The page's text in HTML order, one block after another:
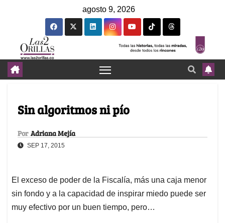
agosto 9, 2026
Sin algoritmos ni pío
Por Adriana Mejía
SEP 17, 2015
El exceso de poder de la Fiscalía, más una caja menor
sin fondo y a la capacidad de inspirar miedo puede ser
muy efectivo por un buen tiempo, pero…